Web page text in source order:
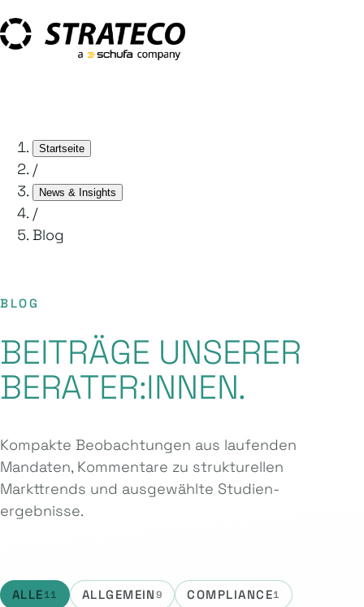
Startseite
/
News & Insights
/
Blog
BLOG
BEITRÄGE UNSERER
BERATER:INNEN.
Kompakte Beobachtungen aus laufenden
Mandaten, Kommentare zu strukturellen
Markttrends und ausgewählte Studien­
ergebnisse.
ALLE11 ALLGEMEIN9 COMPLIANCE1